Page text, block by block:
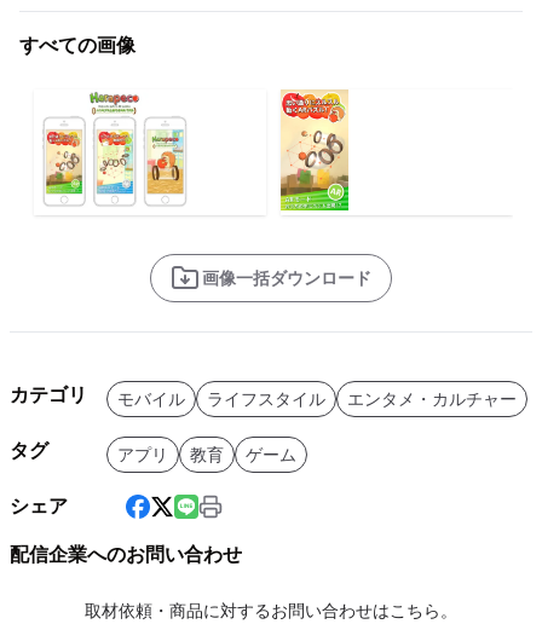
すべての画像
画像一括ダウンロード
カテゴリ モバイル ライフスタイル エンタメ・カルチャー
タグ アプリ 教育 ゲーム
シェア
配信企業へのお問い合わせ
取材依頼・商品に対するお問い合わせはこちら。